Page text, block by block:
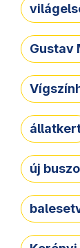
Gustav
új